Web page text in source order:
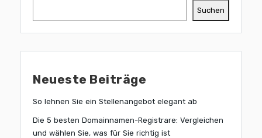
Suchen
Neueste Beiträge
So lehnen Sie ein Stellenangebot elegant ab
Die 5 besten Domainnamen-Registrare: Vergleichen
und wählen Sie, was für Sie richtig ist